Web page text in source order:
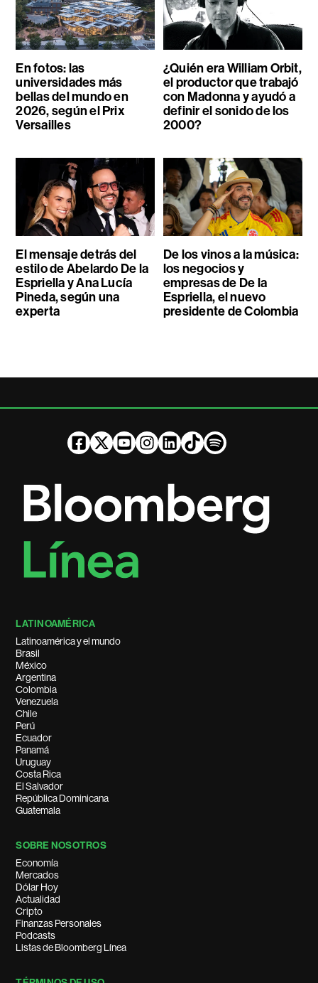
En fotos: las
universidades más
bellas del mundo en
2026, según el Prix
Versailles
¿Quién era William Orbit,
el productor que trabajó
con Madonna y ayudó a
definir el sonido de los
2000?
El mensaje detrás del
estilo de Abelardo De la
Espriella y Ana Lucía
Pineda, según una
experta
De los vinos a la música:
los negocios y
empresas de De la
Espriella, el nuevo
presidente de Colombia
LATINOAMÉRICA
Latinoamérica y el mundo
Brasil
México
Argentina
Colombia
Venezuela
Chile
Perú
Ecuador
Panamá
Uruguay
Costa Rica
El Salvador
República Dominicana
Guatemala
SOBRE NOSOTROS
Economía
Mercados
Dólar Hoy
Actualidad
Cripto
Finanzas Personales
Podcasts
Listas de Bloomberg Línea